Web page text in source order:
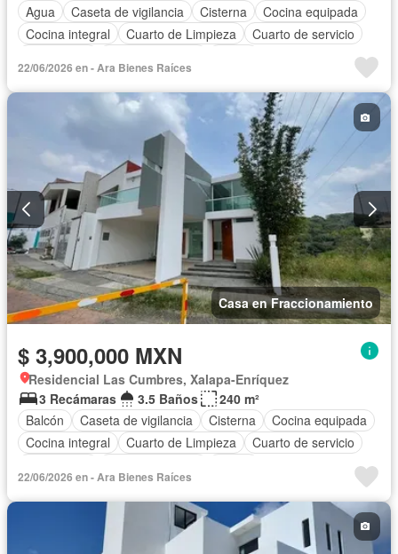
Agua
Caseta de vigilancia Cisterna
Cocina equipada
Cocina integral
Cuarto de Limpieza
Cuarto de servicio
Recámara con closet
Azotea
22/06/2026 en - Ara Bienes Raíces
Casa en Fraccionamiento
$ 3,900,000 MXN
Residencial Las Cumbres, Xalapa-Enríquez
3 Recámaras
3.5 Baños
240 m²
Balcón
Caseta de vigilancia Cisterna
Cocina equipada
Cocina integral
Cuarto de Limpieza
Cuarto de servicio
Recámara con closet
Vista panorámica
22/06/2026 en - Ara Bienes Raíces